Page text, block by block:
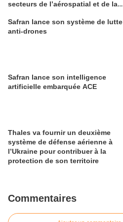
secteurs de l’aérospatial et de la
Safran lance son système de lutte
anti-drones
Safran lance son intelligence
artificielle embarquée ACE
Thales va fournir un deuxième
système de défense aérienne à
l’Ukraine pour contribuer à la
protection de son territoire
Commentaires